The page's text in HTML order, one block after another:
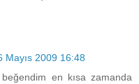
Mayıs 2009 16:48
en kısa zamanda